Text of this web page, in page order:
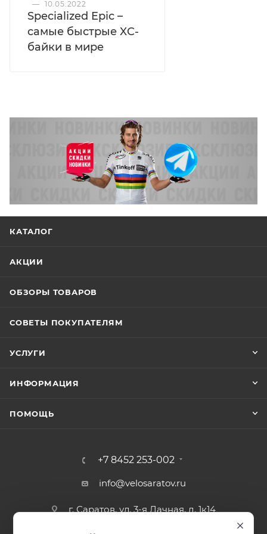
— 10.05.2022
Specialized Epic –
самые быстрые XC-
байки в мире
КАТАЛОГ
АКЦИИ
ОБЗОРЫ ТОВАРОВ
СОВЕТЫ ПОКУПАТЕЛЯМ
УСЛУГИ
ИНФОРМАЦИЯ
ПОМОЩЬ
+7 8452 253-002
info@velosaratov.ru
г. Саратов, ул. 3-я Дачная, д. 1к14